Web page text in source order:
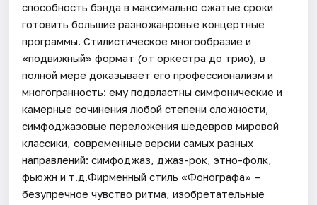
способность бэнда в максимально сжатые сроки
готовить большие разножанровые концертные
программы. Стилистическое многообразие и
«подвижный» формат (от оркестра до трио), в
полной мере доказывает его профессионализм и
многогранность: ему подвластны симфонические и
камерные сочинения любой степени сложности,
симфоджазовые переложения шедевров мировой
классики, современные версии самых разных
направлений: симфоджаз, джаз-рок, этно-фолк,
фьюжн и т.д.Фирменный стиль «Фонографа» –
безупречное чувство ритма, изобретательные